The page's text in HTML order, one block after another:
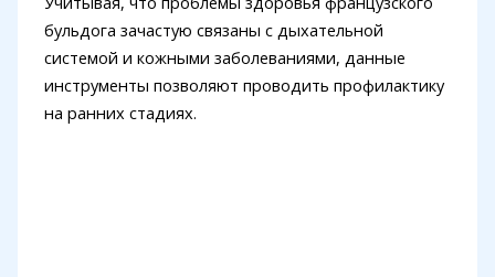
бульдога зачастую связаны с дыхательной
системой и кожными заболеваниями, данные
инструменты позволяют проводить профилактику
на ранних стадиях.